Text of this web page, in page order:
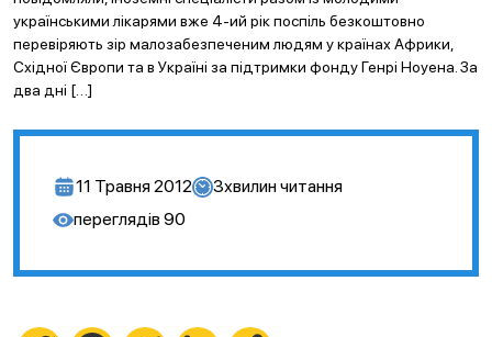
українськими лікарями вже 4-ий рік поспіль безкоштовно
перевіряють зір малозабезпеченим людям у країнах Африки,
Східної Європи та в Україні за підтримки фонду Генрі Ноуена. За
два дні […]
11 Травня 2012 3хвилин читання
переглядів 90